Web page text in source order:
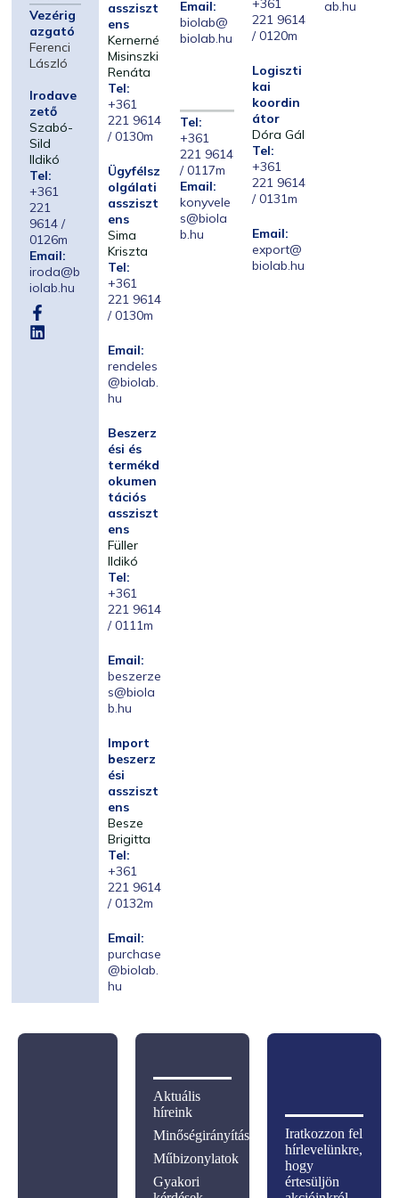
Vezérig
azgató
Ferenci
László
Irodave
zető
Szabó-
Sild
Ildikó
Tel:
+361
221
9614 /
0126m
Email:
iroda@b
iolab.hu
assziszt
ens
Kernerné
Misinszki
Renáta
Tel:
+361
221 9614
/ 0130m
Ügyfélsz
olgálati
assziszt
ens
Sima
Kriszta
Tel:
+361
221 9614
/ 0130m
Email:
rendeles
@biolab.
hu
Beszerz
ési és
termékd
okumen
tációs
assziszt
ens
Füller
Ildikó
Tel:
+361
221 9614
/ 0111m
Email:
beszerze
s@biola
b.hu
Import
beszerz
ési
assziszt
ens
Besze
Brigitta
Tel:
+361
221 9614
/ 0132m
Email:
purchase
@biolab.
hu
Email:
biolab@
biolab.hu
Tel:
+361
221 9614
/ 0117m
Email:
konyvele
s@biola
b.hu
+361
221 9614
/ 0120m
Logiszti
kai
koordin
átor
Dóra Gál
Tel:
+361
221 9614
/ 0131m
Email:
export@
biolab.hu
ab.hu
Iratkozzon fel
hírlevelünkre,
hogy
értesüljön
Aktuális
híreink
Minőségirányítás
Műbizonylatok
Gyakori